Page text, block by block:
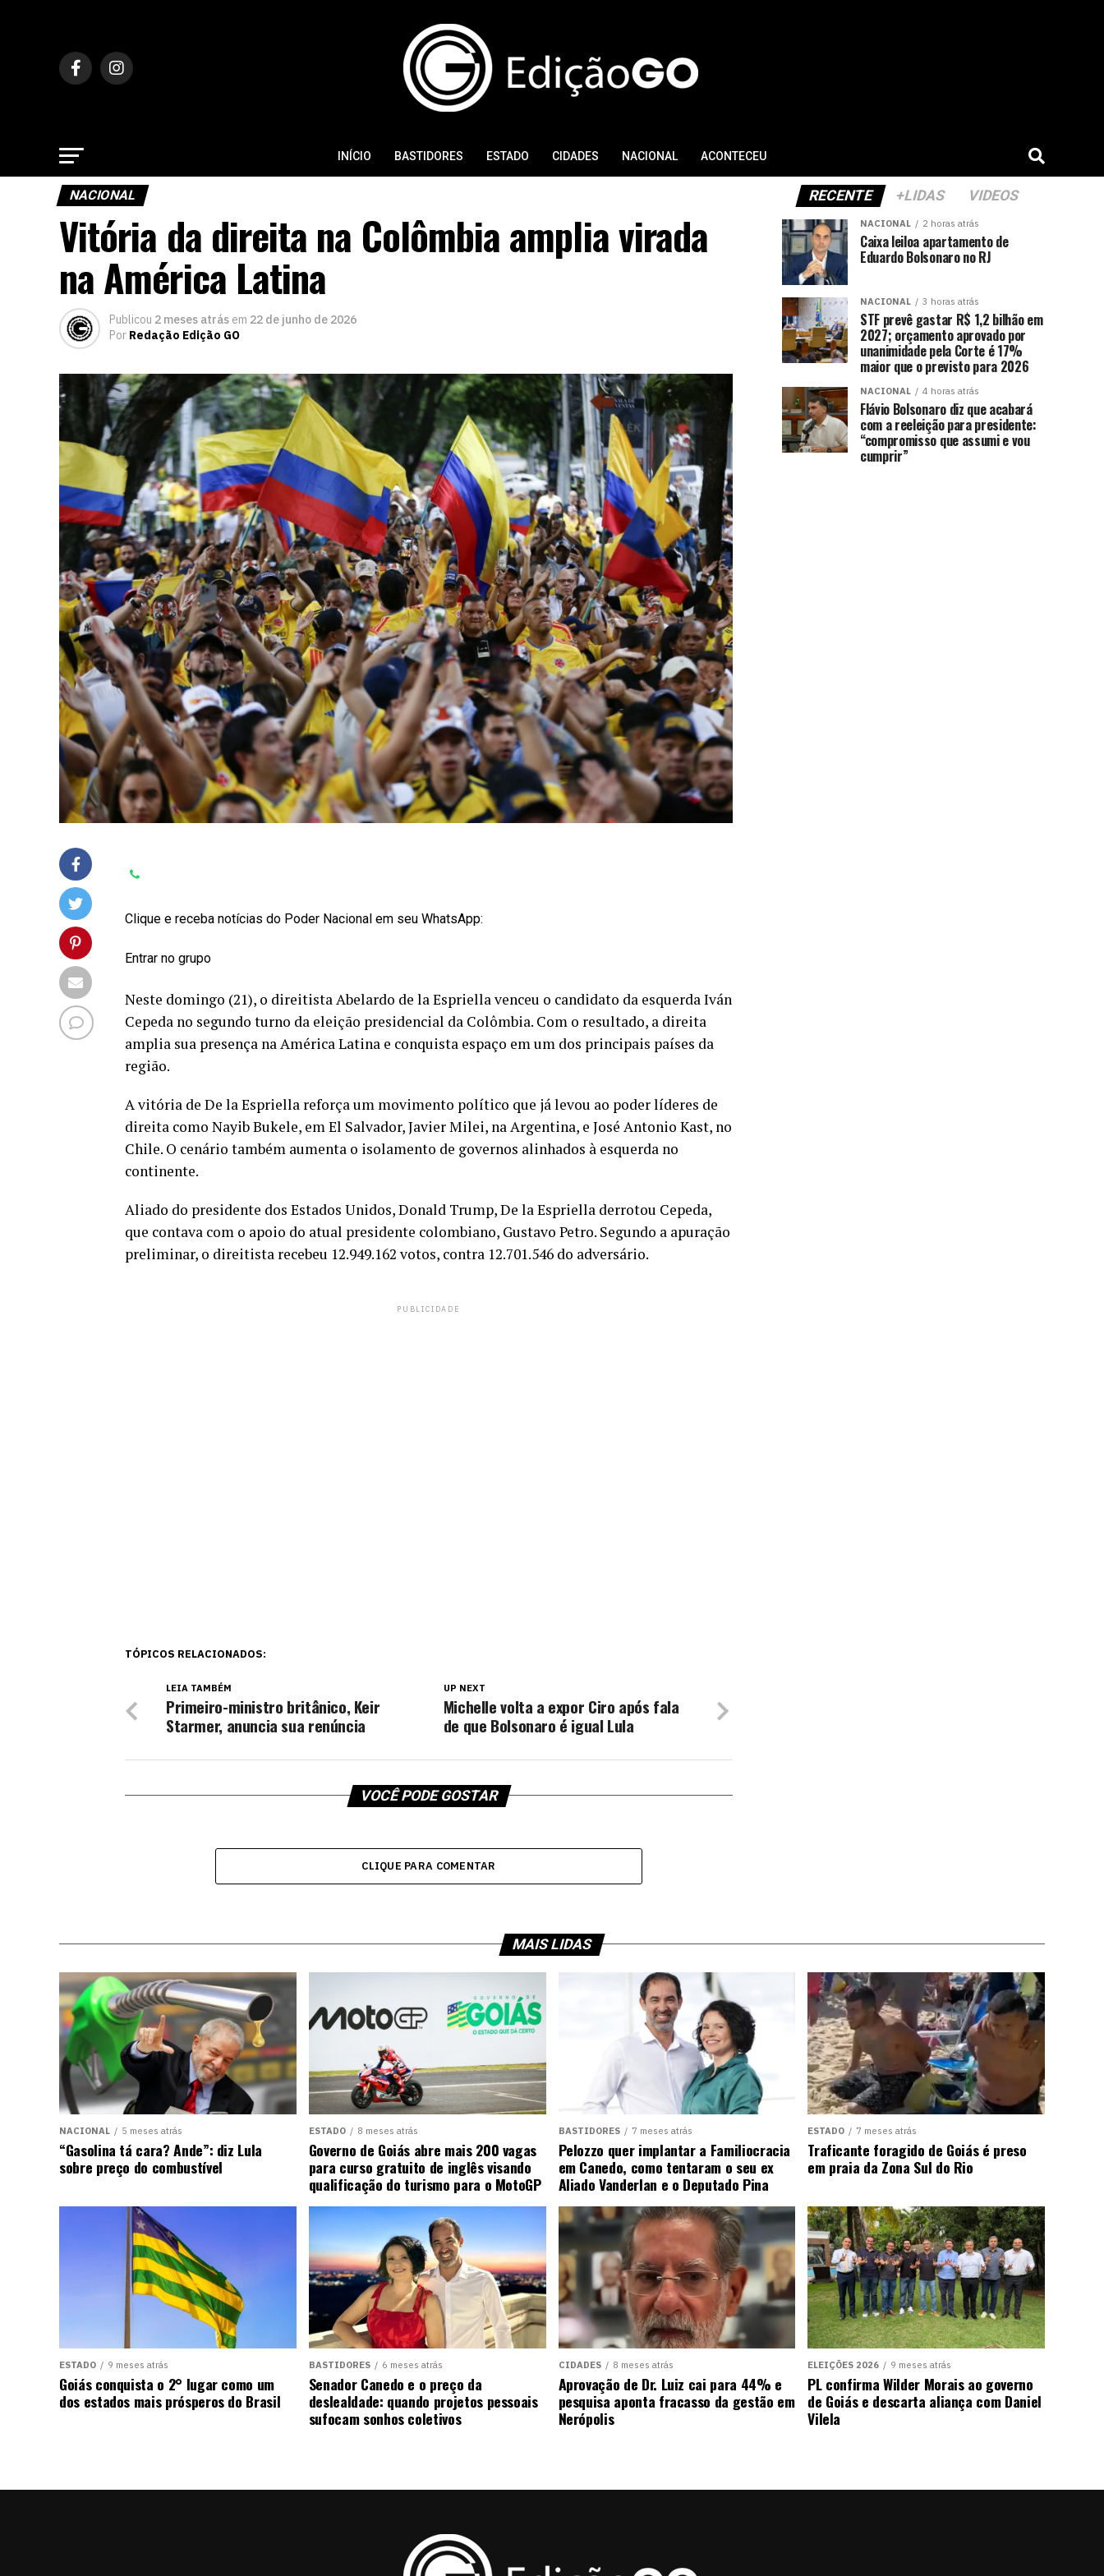
INÍCIO BASTIDORES ESTADO CIDADES NACIONAL ACONTECEU
NACIONAL
Vitória da direita na Colômbia amplia virada
na América Latina
Publicou 2 meses atrásem 22 de junho de 2026
PorRedação Edição GO
Clique e receba notícias do Poder Nacional em seu WhatsApp:
Entrar no grupo
Neste domingo (21), o direitista Abelardo de la Espriella venceu o candidato da esquerda Iván
Cepeda no segundo turno da eleição presidencial da Colômbia. Com o resultado, a direita
amplia sua presença na América Latina e conquista espaço em um dos principais países da
região.
A vitória de De la Espriella reforça um movimento político que já levou ao poder líderes de
direita como Nayib Bukele, em El Salvador, Javier Milei, na Argentina, e José Antonio Kast, no
Chile. O cenário também aumenta o isolamento de governos alinhados à esquerda no
continente.
Aliado do presidente dos Estados Unidos, Donald Trump, De la Espriella derrotou Cepeda,
que contava com o apoio do atual presidente colombiano, Gustavo Petro. Segundo a apuração
preliminar, o direitista recebeu 12.949.162 votos, contra 12.701.546 do adversário.
PUBLICIDADE
TÓPICOS RELACIONADOS:
UP NEXT
Michelle volta a expor Ciro após fala
de que Bolsonaro é igual Lula
LEIA TAMBÉM
Primeiro-ministro britânico, Keir
Starmer, anuncia sua renúncia
VOCÊ PODE GOSTAR
CLIQUE PARA COMENTAR
RECENTE +LIDAS VIDEOS
NACIONAL 2 horas atrás
Caixa leiloa apartamento de
Eduardo Bolsonaro no RJ
NACIONAL 3 horas atrás
STF prevê gastar R$ 1,2 bilhão em
2027; orçamento aprovado por
unanimidade pela Corte é 17%
maior que o previsto para 2026
NACIONAL 4 horas atrás
Flávio Bolsonaro diz que acabará
com a reeleição para presidente:
“compromisso que assumi e vou
cumprir”
MAIS LIDAS
NACIONAL 5 meses atrás
“Gasolina tá cara? Ande”: diz Lula
sobre preço do combustível
ESTADO 8 meses atrás
Governo de Goiás abre mais 200 vagas
para curso gratuito de inglês visando
qualificação do turismo para o MotoGP
BASTIDORES 7 meses atrás
Pelozzo quer implantar a Familiocracia
em Canedo, como tentaram o seu ex
Aliado Vanderlan e o Deputado Pina
ESTADO 7 meses atrás
Traficante foragido de Goiás é preso
em praia da Zona Sul do Rio
ESTADO 9 meses atrás
Goiás conquista o 2° lugar como um
dos estados mais prósperos do Brasil
BASTIDORES 6 meses atrás
Senador Canedo e o preço da
deslealdade: quando projetos pessoais
sufocam sonhos coletivos
CIDADES 8 meses atrás
Aprovação de Dr. Luiz cai para 44% e
pesquisa aponta fracasso da gestão em
Nerópolis
ELEIÇÕES 2026 9 meses atrás
PL confirma Wilder Morais ao governo
de Goiás e descarta aliança com Daniel
Vilela